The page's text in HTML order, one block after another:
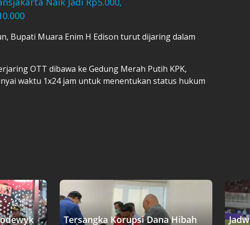
Bupati Muara Enim H Edison turut dijaring dalam
OTT dibawa ke Gedung Merah Putih KPK,
waktu 1x24 jam untuk menentukan status hukum
Tersangka Korupsi Dana Hibah